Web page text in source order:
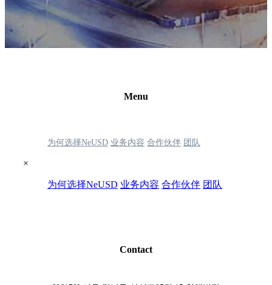
Menu
为何选择NeUSD 业务内容 合作伙伴 团队
×
为何选择NeUSD 业务内容 合作伙伴 团队
Contact